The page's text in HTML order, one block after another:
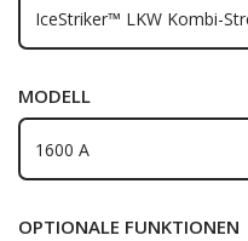
MODELL
OPTIONALE FUNKTIONEN